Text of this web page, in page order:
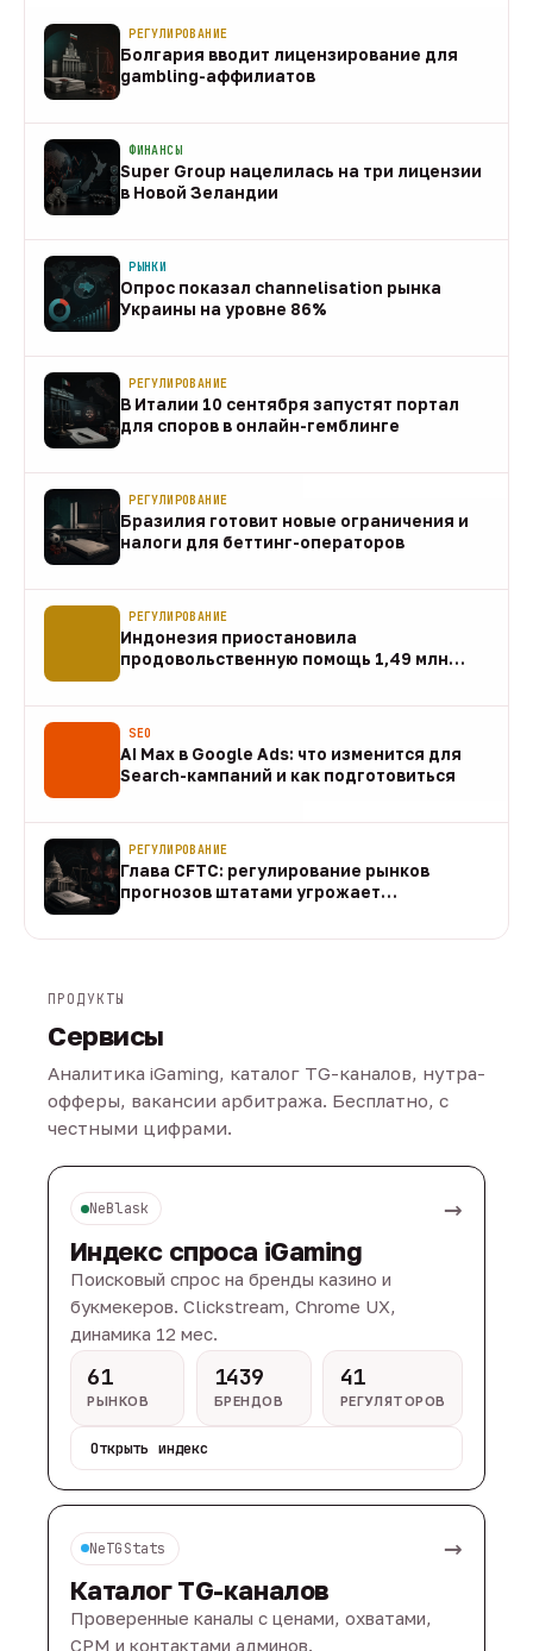
РЕГУЛИРОВАНИЕ
Болгария вводит лицензирование для
gambling-аффилиатов
ФИНАНСЫ
Super Group нацелилась на три лицензии
в Новой Зеландии
РЫНКИ
Опрос показал channelisation рынка
Украины на уровне 86%
РЕГУЛИРОВАНИЕ
В Италии 10 сентября запустят портал
для споров в онлайн-гемблинге
РЕГУЛИРОВАНИЕ
Бразилия готовит новые ограничения и
налоги для беттинг-операторов
РЕГУЛИРОВАНИЕ
Индонезия приостановила
продовольственную помощь 1,49 млн
SEO
AI Max в Google Ads: что изменится для
Search-кампаний и как подготовиться
РЕГУЛИРОВАНИЕ
Глава CFTC: регулирование рынков
прогнозов штатами угрожает
ПРОДУКТЫ
Сервисы
Аналитика iGaming, каталог TG-каналов, нутра-
офферы, вакансии арбитража. Бесплатно, с
честными цифрами.
NeBlask →
Индекс спроса iGaming
Поисковый спрос на бренды казино и
букмекеров. Clickstream, Chrome UX,
динамика 12 мес.
61
РЫНКОВ
1439
БРЕНДОВ
41
РЕГУЛЯТОРОВ
Открыть индекс
NeTGStats →
Каталог TG-каналов
Проверенные каналы с ценами, охватами,
CPM и контактами админов.